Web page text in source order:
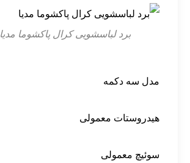
برد لباسشویی کرال پاکشوما مدیا
مدل سه دکمه
هیدروستات معمولی
سوئیچ معمولی